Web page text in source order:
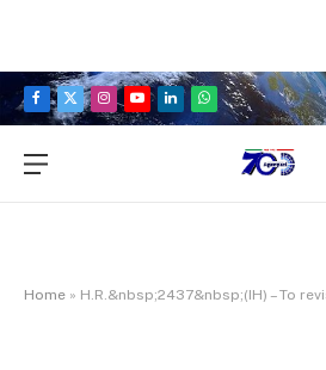
Facebook
X
Instagram
YouTubeLinkedInWhatsApp
Home » H.R.&nbsp;2437&nbsp;(IH) – To revise the boundaries of a unit of the John H. Chafee Coastal